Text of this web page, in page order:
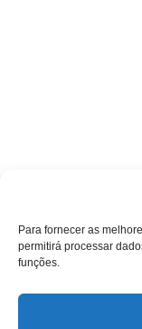
Para fornecer as
permitirá processar
funções.